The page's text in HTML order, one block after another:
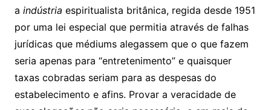
a indústria espiritualista britânica, regida desde 1951
por uma lei especial que permitia através de falhas
jurídicas que médiums alegassem que o que fazem
seria apenas para “entretenimento” e quaisquer
taxas cobradas seriam para as despesas do
estabelecimento e afins. Provar a veracidade de